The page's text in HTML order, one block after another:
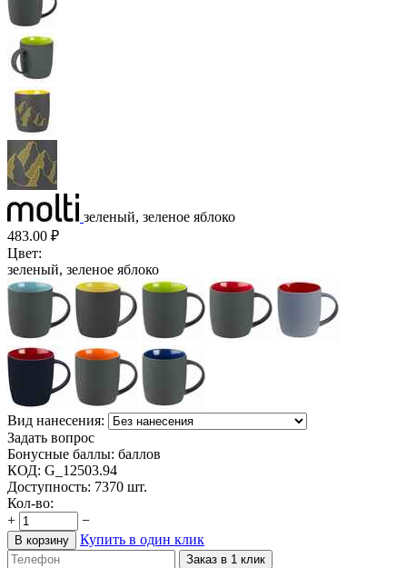
зеленый, зеленое яблоко
483.00 ₽
Цвет:
зеленый, зеленое яблоко
Вид нанесения:
Задать вопрос
Бонусные баллы: баллов
КОД: G_12503.94
Доступность: 7370 шт.
Кол-во:
+
−
В корзину Купить в один клик
Заказ в 1 клик